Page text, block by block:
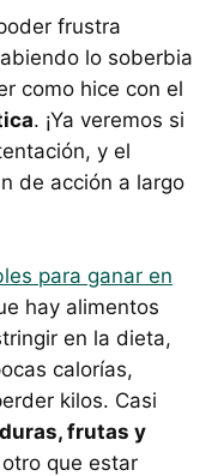
frustra
lo soberbia
como hice con el
. ¡Ya veremos si
y el
de acción a largo
para ganar en
hay alimentos
en la dieta,
calorías,
kilos. Casi
frutas y
que estar